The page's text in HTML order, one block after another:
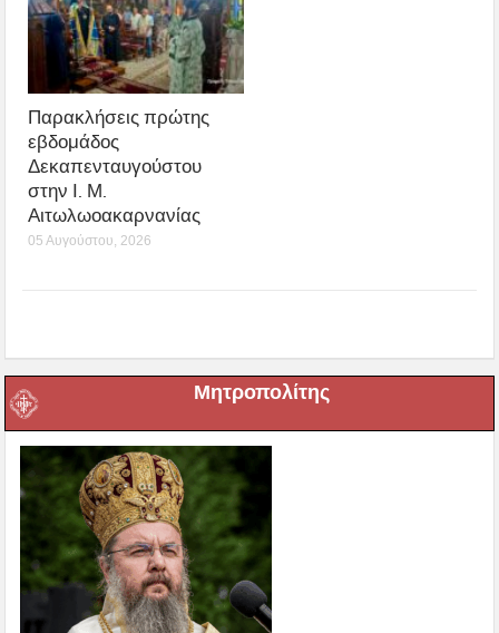
Παρακλήσεις πρώτης
εβδομάδος
Δεκαπενταυγούστου
στην Ι. Μ.
Αιτωλωοακαρνανίας
05 Αυγούστου, 2026
Μητροπολίτης